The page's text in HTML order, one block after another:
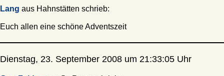
Lang aus Hahnstätten schrieb:
Euch allen eine schöne Adventszeit
Dienstag, 23. September 2008 um 21:33:05 Uhr